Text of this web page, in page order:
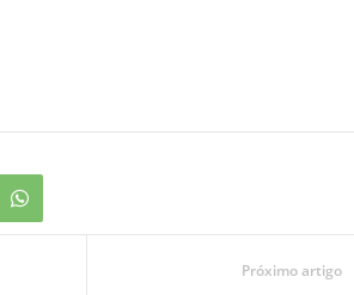
Próximo artigo